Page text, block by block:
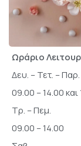
Τηλέφωνο:
Ωράριο
Δευ. – Τετ. – Παρ.
09.00 – 14.00 και
Τρ. – Πεμ.
09.00 – 14.00